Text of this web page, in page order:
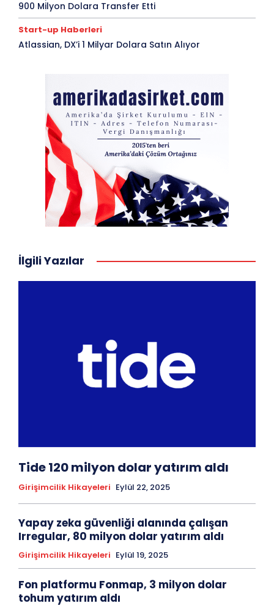
900 Milyon Dolara Transfer Etti
Start-up Haberleri
Atlassian, DX’i 1 Milyar Dolara Satın Alıyor
İlgili Yazılar
Tide 120 milyon dolar yatırım aldı
Girişimcilik Hikayeleri Eylül 22, 2025
Yapay zeka güvenliği alanında çalışan
Irregular, 80 milyon dolar yatırım aldı
Girişimcilik Hikayeleri Eylül 19, 2025
Fon platformu Fonmap, 3 milyon dolar
tohum yatırım aldı